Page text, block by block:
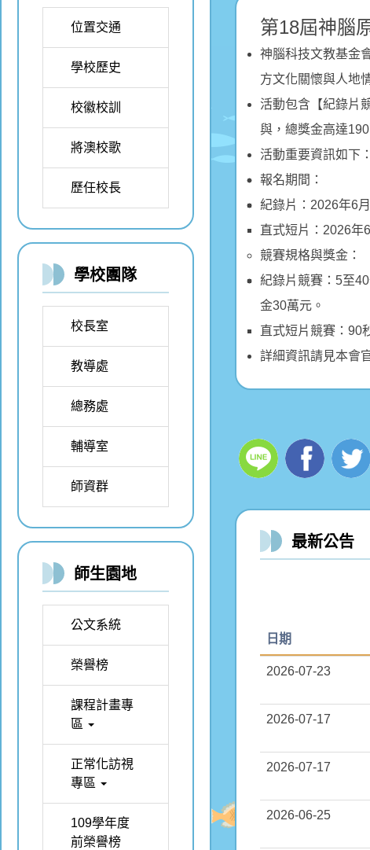
位置交通
學校歷史
校徽校訓
將澳校歌
歷任校長
學校團隊
校長室
教導處
總務處
輔導室
師資群
師生園地
公文系統
榮譽榜
課程計畫專
區
正常化訪視
專區
109學年度
前榮譽榜
第18屆神腦
神腦科技文教基金
方文化關懷與人地
活動包含【紀錄片
與，總獎金高達190
活動重要資訊如下：
報名期間：
紀錄片：2026年6
直式短片：2026年
競賽規格與獎金：
紀錄片競賽：5至
金30萬元。
直式短片競賽：90
詳細資訊請見本會
最新公告
日期
2026-07-23
2026-07-17
2026-07-17
2026-06-25